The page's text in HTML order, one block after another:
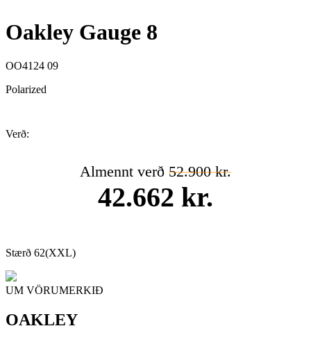
Oakley Gauge 8
OO4124 09
Polarized
Verð:
Almennt verð 52.900 kr.
42.662 kr.
Stærð 62(XXL)
UM VÖRUMERKIÐ
OAKLEY